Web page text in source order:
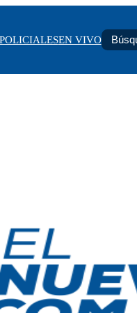
POLICIALESEN VIVO